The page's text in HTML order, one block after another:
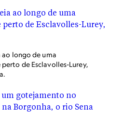
ao longo de uma
de Esclavolles-Lurey,